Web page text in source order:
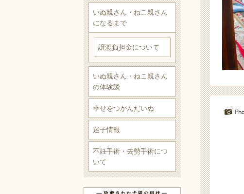
いぬ親さん・ねこ親さん
になるまで
譲渡負担金について
いぬ親さん・ねこ親さん
の体験談
幸せをつかんだいぬ
迷子情報
不妊手術・去勢手術につ
いて